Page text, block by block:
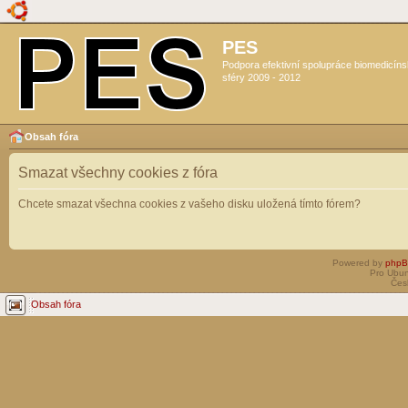
PES
Podpora efektivní spolupráce
sféry 2009 - 2012
Obsah fóra
Smazat všechny cookies z fóra
Chcete smazat všechna cookies z vašeho disku uložená tímto fórem?
Powered by
Pro
Obsah fóra